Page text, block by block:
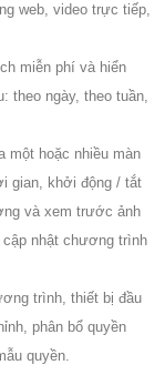
web, video trực tiếp,
miễn phí và hiển
theo ngày, theo tuần,
hoặc nhiều màn
gian, khởi động / tắt
và xem trước ảnh
nhật chương trình
trình, thiết bị đầu
phân bổ quyền
quyền.